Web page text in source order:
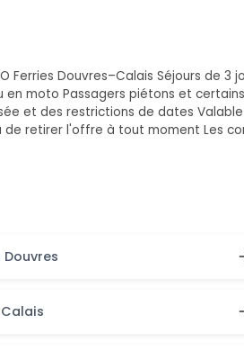
Douvres–Calais Séjours de
moto Passagers piétons et
et des restrictions de dates
retirer l'offre à tout moment Les
Douvres